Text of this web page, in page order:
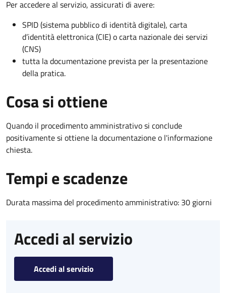
Per accedere al servizio, assicurati di avere:
SPID (sistema pubblico di identità digitale), carta
d’identità elettronica (CIE) o carta nazionale dei servizi
(CNS)
tutta la documentazione prevista per la presentazione
della pratica.
Cosa si ottiene
Quando il procedimento amministrativo si conclude
positivamente si ottiene la documentazione o l'informazione
chiesta.
Tempi e scadenze
Durata massima del procedimento amministrativo: 30 giorni
Accedi al servizio
Accedi al servizio